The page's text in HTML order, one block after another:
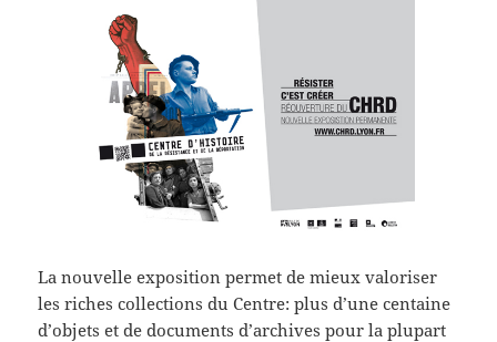
La nouvelle exposition permet de mieux valoriser
les riches collections du Centre: plus d’une centaine
d’objets et de documents d’archives pour la plupart